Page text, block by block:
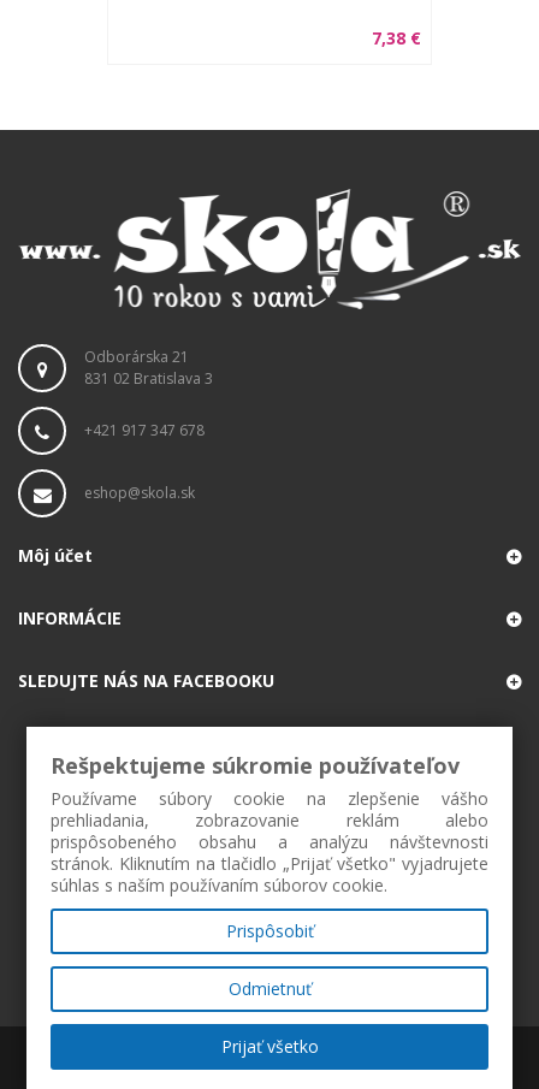
7,38 €
Odborárska 21
831 02 Bratislava 3
+421 917 347 678
eshop@skola.sk
Môj účet
INFORMÁCIE
SLEDUJTE NÁS NA FACEBOOKU
Rešpektujeme súkromie používateľov
Používame súbory cookie na zlepšenie vášho
prehliadania, zobrazovanie reklám alebo
prispôsobeného obsahu a analýzu návštevnosti
stránok. Kliknutím na tlačidlo „Prijať všetko" vyjadrujete
súhlas s naším používaním súborov cookie.
Prispôsobiť
Odmietnuť
Prijať všetko